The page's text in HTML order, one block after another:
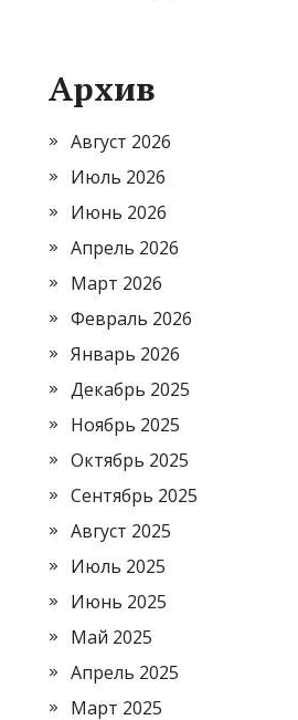
Архив
Август 2026
Июль 2026
Июнь 2026
Апрель 2026
Март 2026
Февраль 2026
Январь 2026
Декабрь 2025
Ноябрь 2025
Октябрь 2025
Сентябрь 2025
Август 2025
Июль 2025
Июнь 2025
Май 2025
Апрель 2025
Март 2025